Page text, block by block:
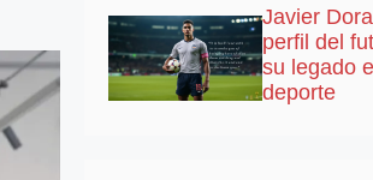
Javier
perfil del
su legado
deporte